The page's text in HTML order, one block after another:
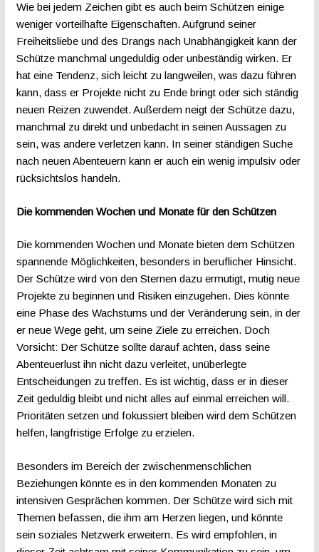
Wie bei jedem Zeichen gibt es auch beim Schützen einige
weniger vorteilhafte Eigenschaften. Aufgrund seiner
Freiheitsliebe und des Drangs nach Unabhängigkeit kann der
Schütze manchmal ungeduldig oder unbeständig wirken. Er
hat eine Tendenz, sich leicht zu langweilen, was dazu führen
kann, dass er Projekte nicht zu Ende bringt oder sich ständig
neuen Reizen zuwendet. Außerdem neigt der Schütze dazu,
manchmal zu direkt und unbedacht in seinen Aussagen zu
sein, was andere verletzen kann. In seiner ständigen Suche
nach neuen Abenteuern kann er auch ein wenig impulsiv oder
rücksichtslos handeln.
Die kommenden Wochen und Monate für den Schützen
Die kommenden Wochen und Monate bieten dem Schützen
spannende Möglichkeiten, besonders in beruflicher Hinsicht.
Der Schütze wird von den Sternen dazu ermutigt, mutig neue
Projekte zu beginnen und Risiken einzugehen. Dies könnte
eine Phase des Wachstums und der Veränderung sein, in der
er neue Wege geht, um seine Ziele zu erreichen. Doch
Vorsicht: Der Schütze sollte darauf achten, dass seine
Abenteuerlust ihn nicht dazu verleitet, unüberlegte
Entscheidungen zu treffen. Es ist wichtig, dass er in dieser
Zeit geduldig bleibt und nicht alles auf einmal erreichen will.
Prioritäten setzen und fokussiert bleiben wird dem Schützen
helfen, langfristige Erfolge zu erzielen.
Besonders im Bereich der zwischenmenschlichen
Beziehungen könnte es in den kommenden Monaten zu
intensiven Gesprächen kommen. Der Schütze wird sich mit
Themen befassen, die ihm am Herzen liegen, und könnte
sein soziales Netzwerk erweitern. Es wird empfohlen, in